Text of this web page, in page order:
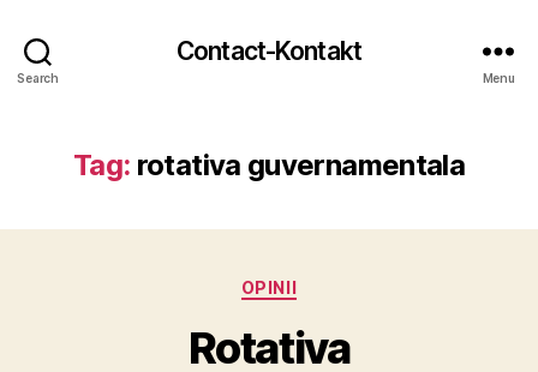
Search
Contact-Kontakt
Menu
Tag: rotativa guvernamentala
Categories
OPINII
Rotativa